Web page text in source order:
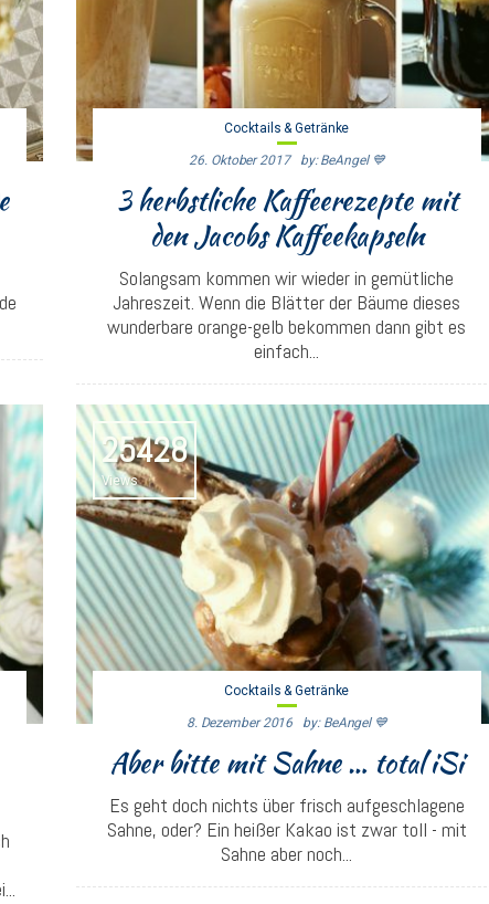
Cocktails & Getränke
26. Oktober 2017 By: BeAngel 💙
3 herbstliche Kaffeerezepte mit
den Jacobs Kaffeekapseln
Solangsam kommen wir wieder in gemütliche
Jahreszeit. Wenn die Blätter der Bäume dieses
wunderbare orange-gelb bekommen dann gibt es
einfach...
25428
Views
Cocktails & Getränke
8. Dezember 2016 By: BeAngel 💙
Aber bitte mit Sahne … total iSi
Es geht doch nichts über frisch aufgeschlagene
Sahne, oder? Ein heißer Kakao ist zwar toll - mit
Sahne aber noch...